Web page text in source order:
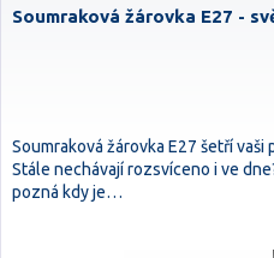
Soumraková žárovka E27 -
Soumraková žárovka E27 šetří
Stále nechávají rozsvíceno i ve
pozná kdy je…